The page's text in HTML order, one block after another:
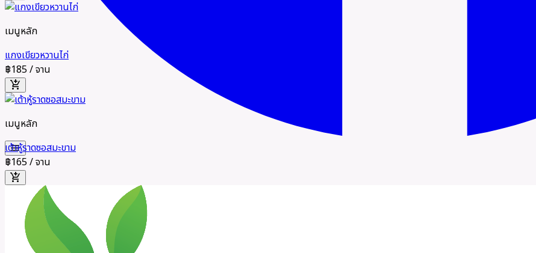
menu
เมนูหลัก
แกงเขียวหวานไก่
฿185/ จาน
add_shopping_cart
เมนูหลัก
เต้าหู้ราดซอสมะขาม
฿165/ จาน
add_shopping_cart